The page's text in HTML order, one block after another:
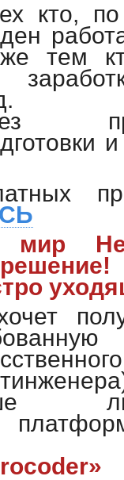
кто,
тем
мир